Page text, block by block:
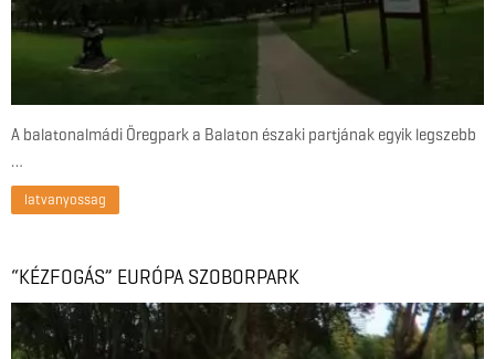
A balatonalmádi Öregpark a Balaton északi partjának egyik legszebb
…
latvanyossag
“KÉZFOGÁS” EURÓPA SZOBORPARK